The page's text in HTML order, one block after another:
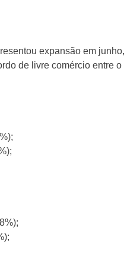
expansão em
de livre comércio entre